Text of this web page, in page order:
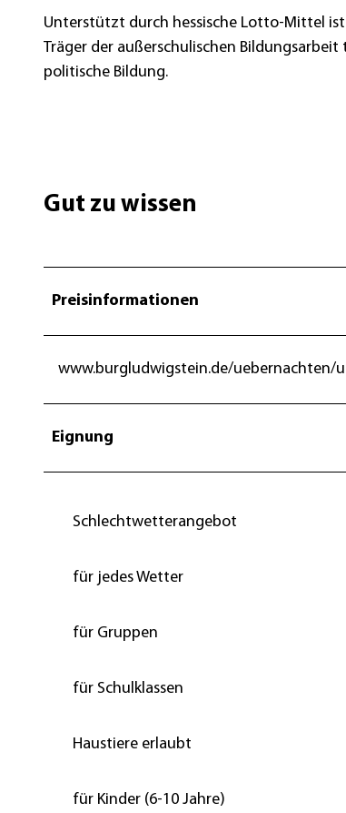
Unterstützt durch hessische Lotto-Mittel
Träger der außerschulischen
politische Bildung.
Gut zu wissen
Preisinformationen
www.burgludwigstein.de/uebernachten/
Eignung
Schlechtwetterangebot
für jedes Wetter
für Gruppen
für Schulklassen
Haustiere erlaubt
für Kinder (6-10 Jahre)